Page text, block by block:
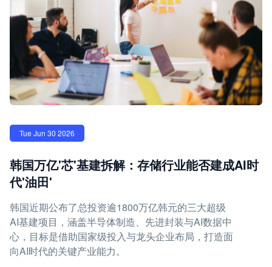
Tue Jun 30 2026
韩国万亿'芯'基建拆解：存储行业能否建成AI时
代'油田'
韩国近期公布了总投资逾1800万亿韩元的三大超级
AI基建项目，涵盖半导体制造、先进封装与AI数据中
心，目标是借助国家级投入与龙头企业布局，打造面
向AI时代的关键产业能力。